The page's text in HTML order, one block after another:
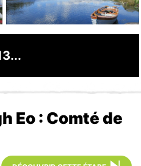
Eo : Comté de